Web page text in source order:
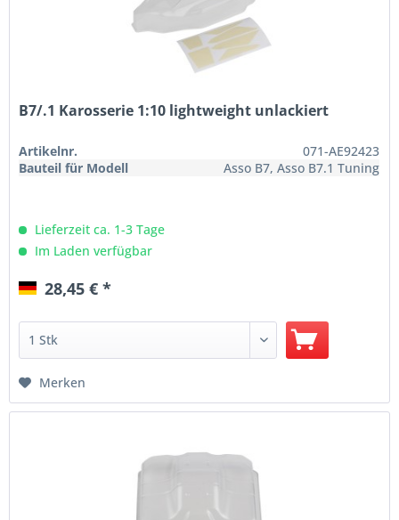
B7/.1 Karosserie 1:10 lightweight unlackiert
Artikelnr.
071-AE92423
Bauteil für Modell
Asso B7, Asso B7.1 Tuning
Lieferzeit ca. 1-3 Tage
Im Laden verfügbar
28,45 € *
Merken